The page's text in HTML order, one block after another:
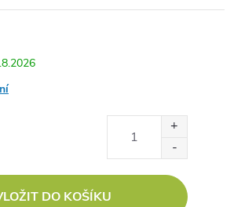
DO KOŠÍKU